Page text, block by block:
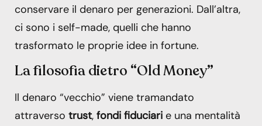
conservare il denaro per generazioni. Dall’altra,
ci sono i self-made, quelli che hanno
trasformato le proprie idee in fortune.
La filosofia dietro “Old Money”
Il denaro “vecchio” viene tramandato
attraverso trust, fondi fiduciari e una mentalità